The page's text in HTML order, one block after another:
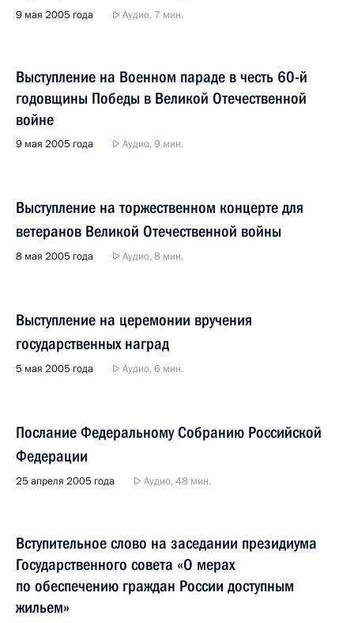
9 мая 2005 года Аудио, 7 мин.
Выступление на Военном параде в честь 60-й
годовщины Победы в Великой Отечественной
войне
9 мая 2005 года Аудио, 9 мин.
Выступление на торжественном концерте для
ветеранов Великой Отечественной войны
8 мая 2005 года Аудио, 8 мин.
Выступление на церемонии вручения
государственных наград
5 мая 2005 года Аудио, 6 мин.
Послание Федеральному Собранию Российской
Федерации
25 апреля 2005 года Аудио, 48 мин.
Вступительное слово на заседании президиума
Государственного совета «О мерах
по обеспечению граждан России доступным
жильем»